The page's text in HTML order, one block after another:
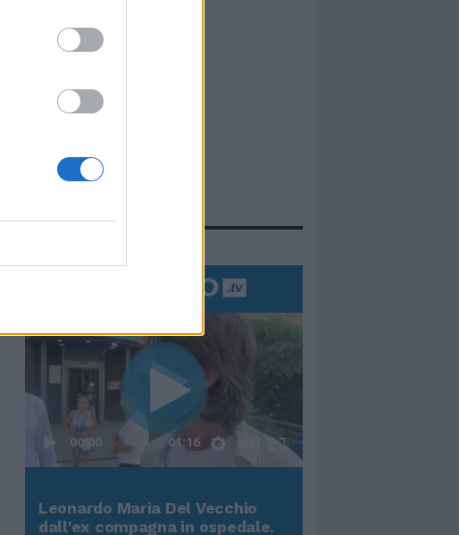
00:00 01:16
Leonardo Maria Del Vecchio
dall'ex compagna in ospedale.